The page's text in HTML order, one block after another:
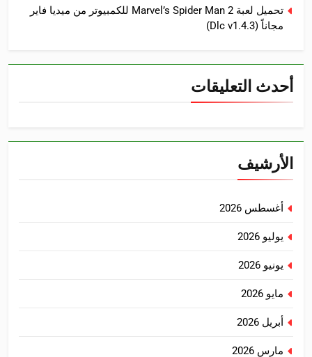
تحميل لعبة Marvel’s Spider Man 2 للكمبيوتر من ميديا فاير
مجاناً (Dlc v1.4.3)
أحدث التعليقات
الأرشيف
أغسطس 2026
يوليو 2026
يونيو 2026
مايو 2026
أبريل 2026
مارس 2026